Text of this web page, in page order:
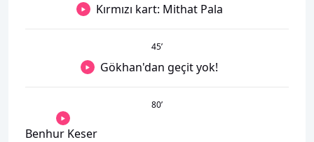
Kırmızı kart: Mithat Pala
45’
Gökhan'dan geçit yok!
80’
Benhur Keser